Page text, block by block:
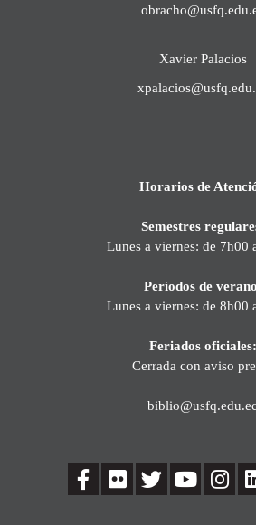
Xavier Palacios
Horarios de
Semestres
Lunes a viernes: de 7h00
Períodos de
Lunes a viernes: de 8h00
Feriados oficiales:
Cerrada con aviso
biblio@usfq.edu.ec